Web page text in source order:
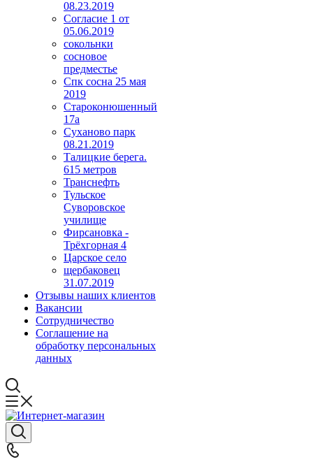
08.23.2019
Согласие 1 от
05.06.2019
сокольнки
сосновое
предместье
Спк сосна 25 мая
2019
Староконюшенный
17а
Суханово парк
08.21.2019
Талицкие берега.
615 метров
Транснефть
Тульское
Суворовское
училище
Фирсановка -
Трёхгорная 4
Царское село
щербаковец
31.07.2019
Отзывы наших клиентов
Вакансии
Сотрудничество
Соглашение на
обработку персональных
данных